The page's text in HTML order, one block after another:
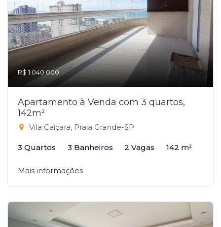
R$ 1.040.000
Apartamento à Venda com 3 quartos,
142m²
Vila Caiçara, Praia Grande-SP
3 Quartos 3 Banheiros 2 Vagas 142 m²
Mais informações